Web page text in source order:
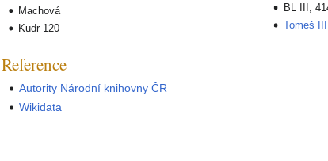
Machová
Kudr 120
BL III,
Tomeš
Reference
Autority Národní knihovny ČR
Wikidata